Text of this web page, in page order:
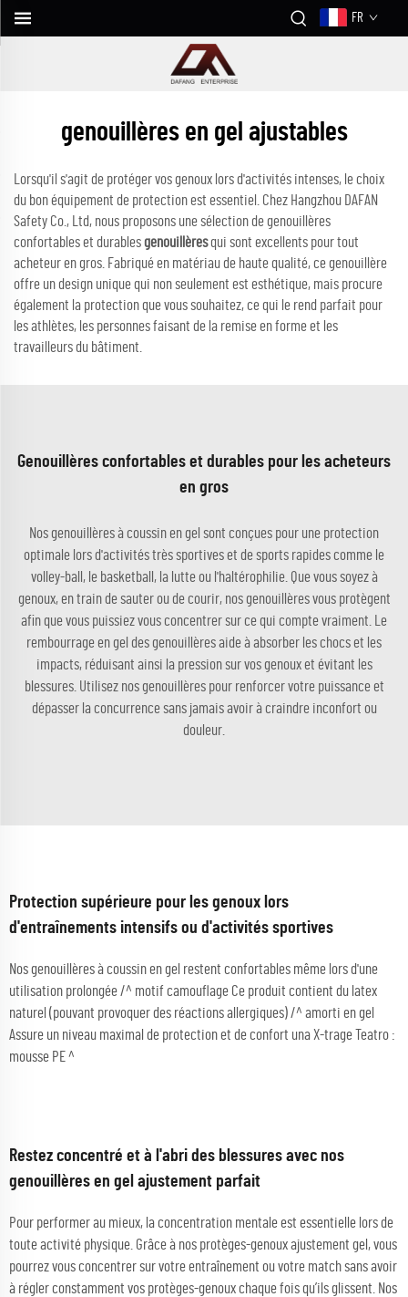
FR
genouillères en gel ajustables
Lorsqu'il s'agit de protéger vos genoux lors d'activités intenses, le choix
du bon équipement de protection est essentiel. Chez Hangzhou DAFAN
Safety Co., Ltd, nous proposons une sélection de genouillères
confortables et durablesgenouillèresqui sont excellents pour tout
acheteur en gros. Fabriqué en matériau de haute qualité, ce genouillère
offre un design unique qui non seulement est esthétique, mais procure
également la protection que vous souhaitez, ce qui le rend parfait pour
les athlètes, les personnes faisant de la remise en forme et les
travailleurs du bâtiment.
Genouillères confortables et durables pour les acheteurs
en gros
Nos genouillères à coussin en gel sont conçues pour une protection
optimale lors d'activités très sportives et de sports rapides comme le
volley-ball, le basketball, la lutte ou l'haltérophilie. Que vous soyez à
genoux, en train de sauter ou de courir, nos genouillères vous protègent
afin que vous puissiez vous concentrer sur ce qui compte vraiment. Le
rembourrage en gel des genouillères aide à absorber les chocs et les
impacts, réduisant ainsi la pression sur vos genoux et évitant les
blessures. Utilisez nos genouillères pour renforcer votre puissance et
dépasser la concurrence sans jamais avoir à craindre inconfort ou
douleur.
Protection supérieure pour les genoux lors
d'entraînements intensifs ou d'activités sportives
Nos genouillères à coussin en gel restent confortables même lors d'une
utilisation prolongée /^ motif camouflage Ce produit contient du latex
naturel (pouvant provoquer des réactions allergiques) /^ amorti en gel
Assure un niveau maximal de protection et de confort una X-trage Teatro :
mousse PE ^
Restez concentré et à l'abri des blessures avec nos
genouillères en gel ajustement parfait
Pour performer au mieux, la concentration mentale est essentielle lors de
toute activité physique. Grâce à nos protèges-genoux ajustement gel, vous
pourrez vous concentrer sur votre entraînement ou votre match sans avoir
à régler constamment vos protèges-genoux chaque fois qu’ils glissent. Nos